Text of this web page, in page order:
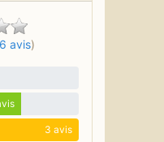
6 avis)
3 avis